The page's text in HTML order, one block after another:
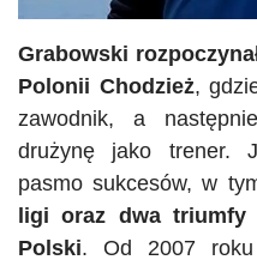
Grabowski
Polonii Chodzież,
zawodnik, a
drużynę jako trener.
pasmo sukcesów, w
ligi oraz dwa triumfy
Polski. Od 2007 roku